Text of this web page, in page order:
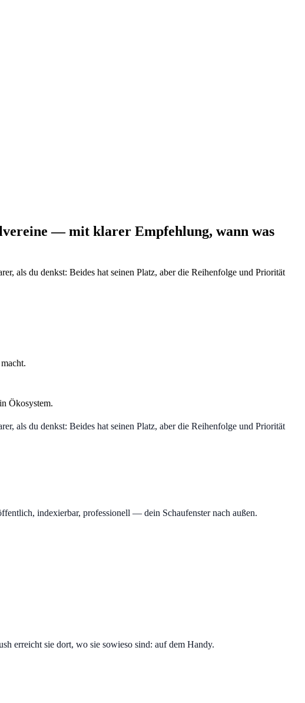
— mit klarer Empfehlung, wann was
als du denkst: Beides hat seinen Platz, aber die Reihenfolge und Priorität
Ökosystem.
als du denkst: Beides hat seinen Platz, aber die Reihenfolge und Priorität
indexierbar, professionell — dein Schaufenster nach außen.
erreicht sie dort, wo sie sowieso sind: auf dem Handy.